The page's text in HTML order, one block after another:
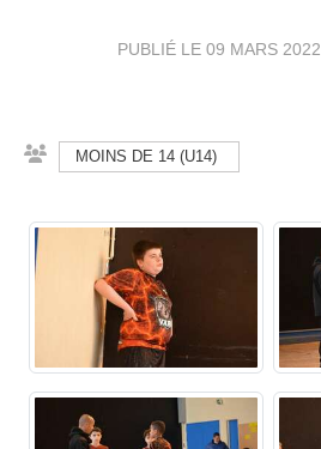
PUBLIÉ LE 09 MARS 2022
MOINS DE 14 (U14)